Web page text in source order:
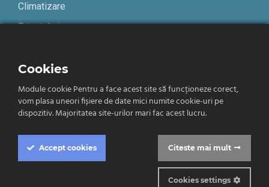
Climatizare
Frigotehnie
Termeni și condiții
Confidențialitate
Cookies
Module cookie Pentru a face acest site să funcționeze corect,
vom plasa uneori fișiere de date mici numite cookie-uri pe
dispozitiv. Majoritatea site-urilor mari fac acest lucru.
Accept cookies Citeste mai mult
Cookies settings